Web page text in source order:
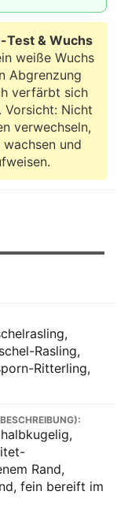
Test & Wuchs
weiße Wuchs
Abgrenzung
verfärbt sich
. Vorsicht: Nicht
verwechseln,
und
Rasling,
Ritterling,
Rand,
fein bereift im